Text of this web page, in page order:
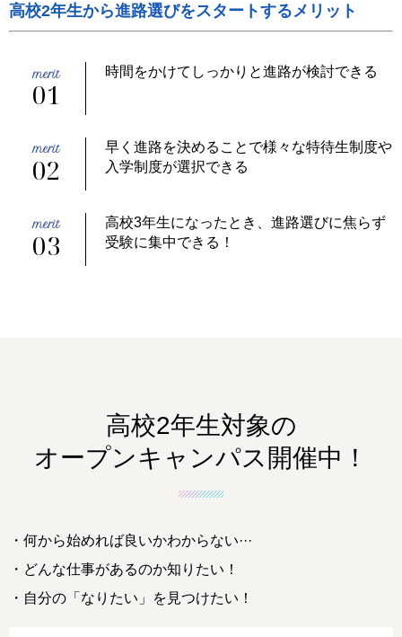
高校2年生から進路選びをスタートするメリット
01
時間をかけてしっかりと進路が検討できる
02
早く進路を決めることで様々な特待生制度や
入学制度が選択できる
03
高校3年生になったとき、進路選びに焦らず
受験に集中できる！
高校2年生対象の
オープンキャンパス開催中！
・何から始めれば良いかわからない···
・どんな仕事があるのか知りたい！
・自分の「なりたい」を見つけたい！